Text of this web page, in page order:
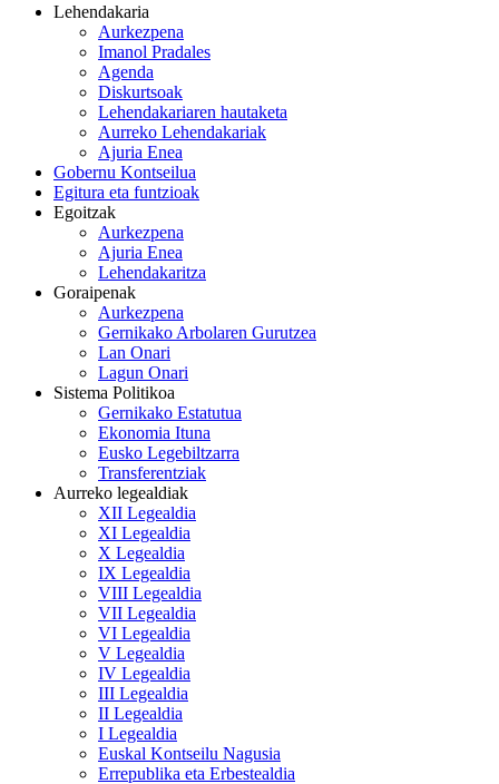
Lehendakaria
Aurkezpena
Imanol Pradales
Agenda
Diskurtsoak
Lehendakariaren hautaketa
Aurreko Lehendakariak
Ajuria Enea
Gobernu Kontseilua
Egitura eta funtzioak
Egoitzak
Aurkezpena
Ajuria Enea
Lehendakaritza
Goraipenak
Aurkezpena
Gernikako Arbolaren Gurutzea
Lan Onari
Lagun Onari
Sistema Politikoa
Gernikako Estatutua
Ekonomia Ituna
Eusko Legebiltzarra
Transferentziak
Aurreko legealdiak
XII Legealdia
XI Legealdia
X Legealdia
IX Legealdia
VIII Legealdia
VII Legealdia
VI Legealdia
V Legealdia
IV Legealdia
III Legealdia
II Legealdia
I Legealdia
Euskal Kontseilu Nagusia
Errepublika eta Erbestealdia